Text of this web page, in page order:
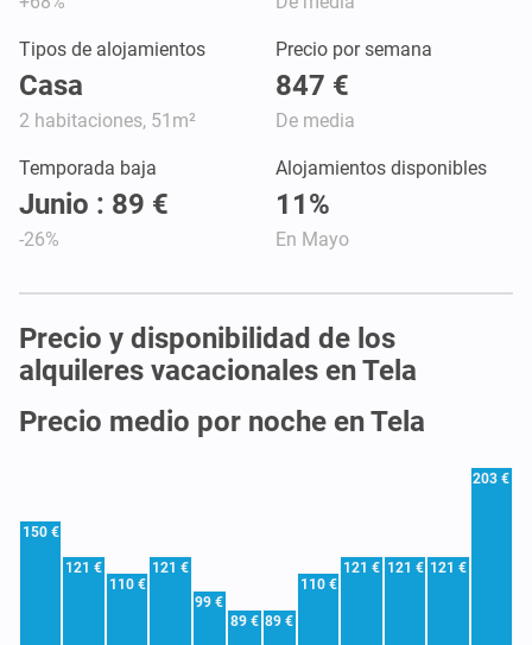
Tipos de alojamientos
Casa
2 habitaciones, 51m²
Precio por semana
847 €
De media
Temporada baja
Junio : 89 €
-26%
Alojamientos disponibles
11%
En Mayo
Precio y disponibilidad de los
alquileres vacacionales en Tela
Precio medio por noche en Tela
150 €
121 €
110 €
121 €
99 €
89 € 89 €
110 €
121 € 121 € 121 €
203 €